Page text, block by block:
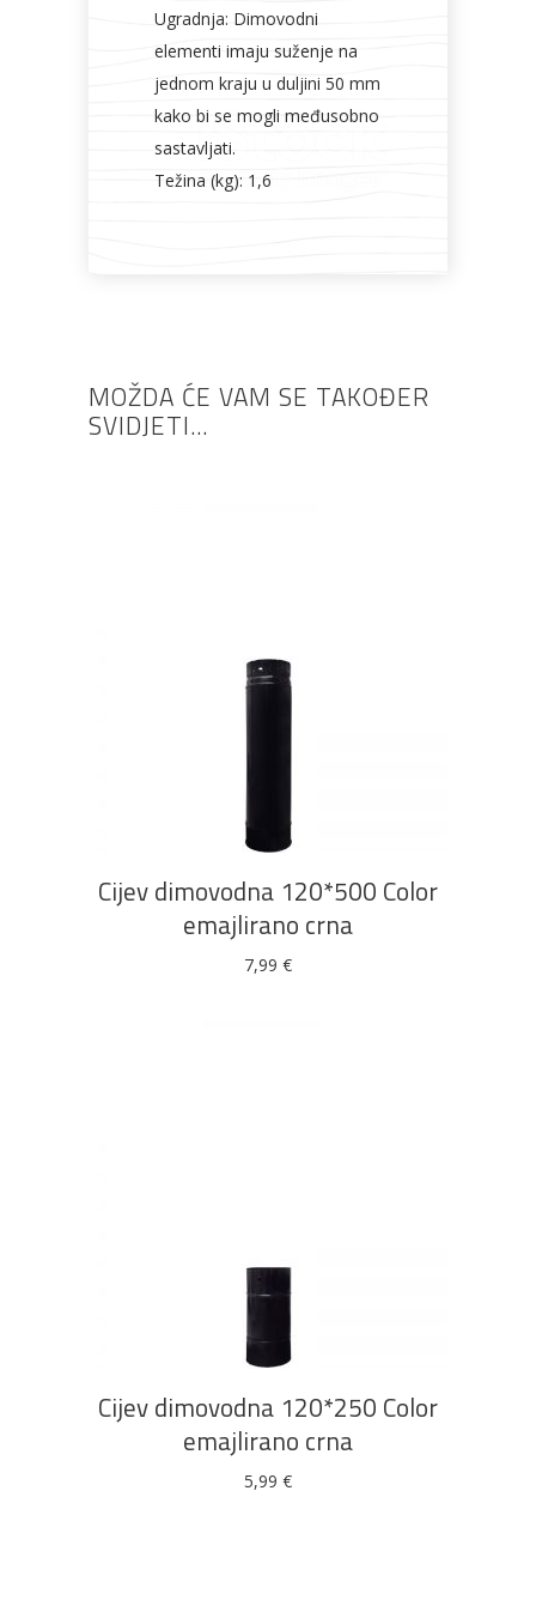
Ugradnja: Dimovodni
elementi imaju suženje na
jednom kraju u duljini 50 mm
kako bi se mogli međusobno
sastavljati.
Težina (kg): 1,6
MOŽDA ĆE VAM SE TAKOĐER
SVIDJETI…
Cijev dimovodna 120*500 Color
emajlirano crna
7,99 €
DODAJ U KOŠARICU
Cijev dimovodna 120*250 Color
emajlirano crna
5,99 €